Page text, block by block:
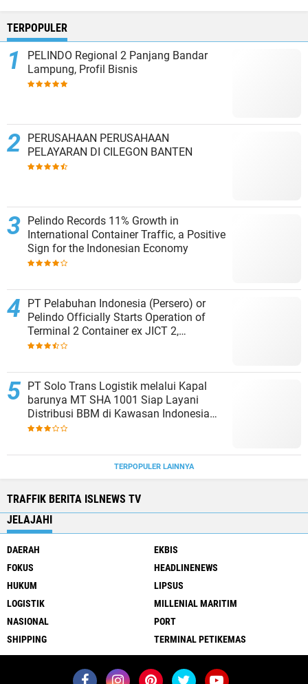
TERPOPULER
PELINDO Regional 2 Panjang Bandar
Lampung, Profil Bisnis
PERUSAHAAN PERUSAHAAN
PELAYARAN DI CILEGON BANTEN
Pelindo Records 11% Growth in
International Container Traffic, a Positive
Sign for the Indonesian Economy
PT Pelabuhan Indonesia (Persero) or
Pelindo Officially Starts Operation of
Terminal 2 Container ex JICT 2,
Strengthening Productivity of Tanjung
PT Solo Trans Logistik melalui Kapal
barunya MT SHA 1001 Siap Layani
Distribusi BBM di Kawasan Indonesia
bagian Timur
TERPOPULER LAINNYA
TRAFFIK BERITA ISLNEWS TV
JELAJAHI
DAERAH
EKBIS
FOKUS
HEADLINENEWS
HUKUM
LIPSUS
LOGISTIK
MILLENIAL MARITIM
NASIONAL
PORT
SHIPPING
TERMINAL PETIKEMAS